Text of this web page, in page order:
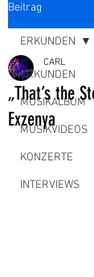
Beitrag
ERKUNDEN
MUSIKALBUM
MUSIKVIDEOS
KONZERTE
INTERVIEWS
ERKUNDEN
„That’s the
Exzenya
CARL